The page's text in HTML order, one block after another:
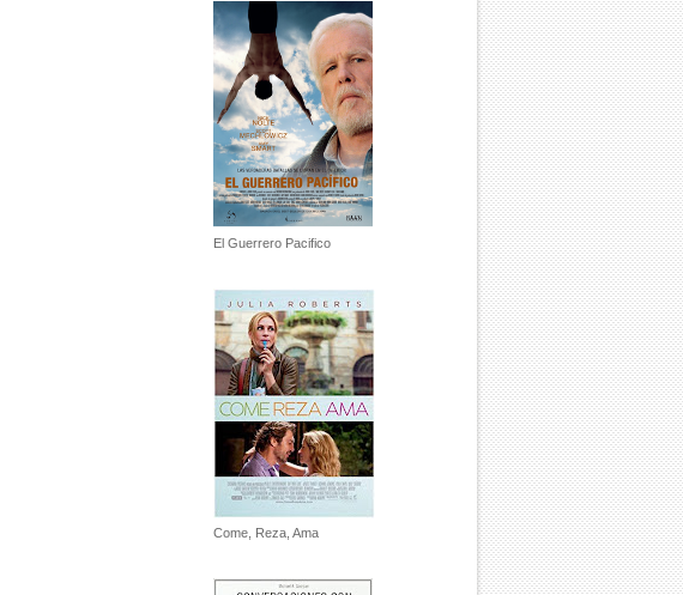
El Guerrero Pacifico
Come, Reza, Ama